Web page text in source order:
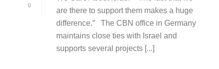
0
are there to support them makes a huge
difference.” The CBN office in Germany
maintains close ties with Israel and
supports several projects [...]